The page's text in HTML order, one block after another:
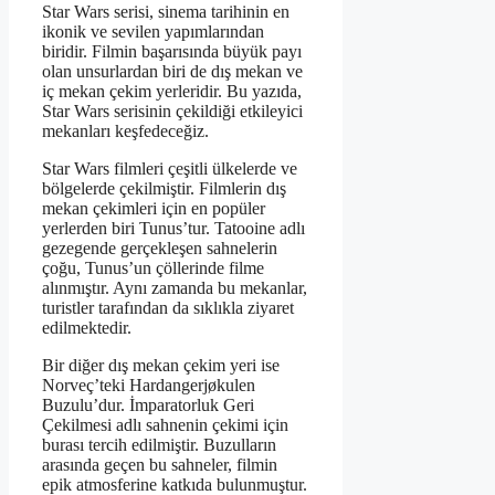
Star Wars serisi, sinema tarihinin en
ikonik ve sevilen yapımlarından
biridir. Filmin başarısında büyük payı
olan unsurlardan biri de dış mekan ve
iç mekan çekim yerleridir. Bu yazıda,
Star Wars serisinin çekildiği etkileyici
mekanları keşfedeceğiz.
Star Wars filmleri çeşitli ülkelerde ve
bölgelerde çekilmiştir. Filmlerin dış
mekan çekimleri için en popüler
yerlerden biri Tunus’tur. Tatooine adlı
gezegende gerçekleşen sahnelerin
çoğu, Tunus’un çöllerinde filme
alınmıştır. Aynı zamanda bu mekanlar,
turistler tarafından da sıklıkla ziyaret
edilmektedir.
Bir diğer dış mekan çekim yeri ise
Norveç’teki Hardangerjøkulen
Buzulu’dur. İmparatorluk Geri
Çekilmesi adlı sahnenin çekimi için
burası tercih edilmiştir. Buzulların
arasında geçen bu sahneler, filmin
epik atmosferine katkıda bulunmuştur.